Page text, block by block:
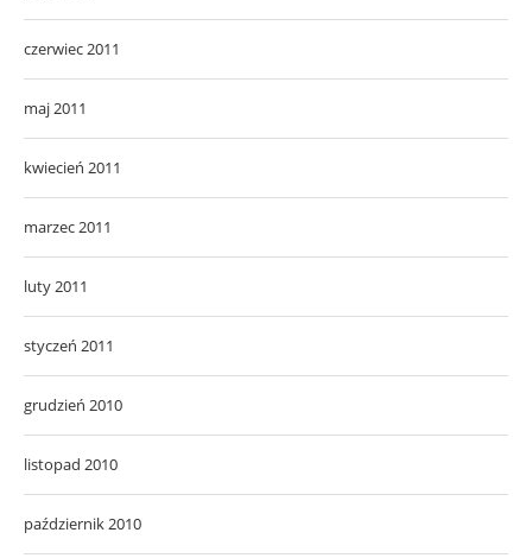
czerwiec 2011
maj 2011
kwiecień 2011
marzec 2011
luty 2011
styczeń 2011
grudzień 2010
listopad 2010
październik 2010